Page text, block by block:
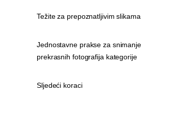
Težite za prepoznatljivim slikama
Jednostavne prakse za snimanje
prekrasnih fotografija kategorije
Sljedeći koraci